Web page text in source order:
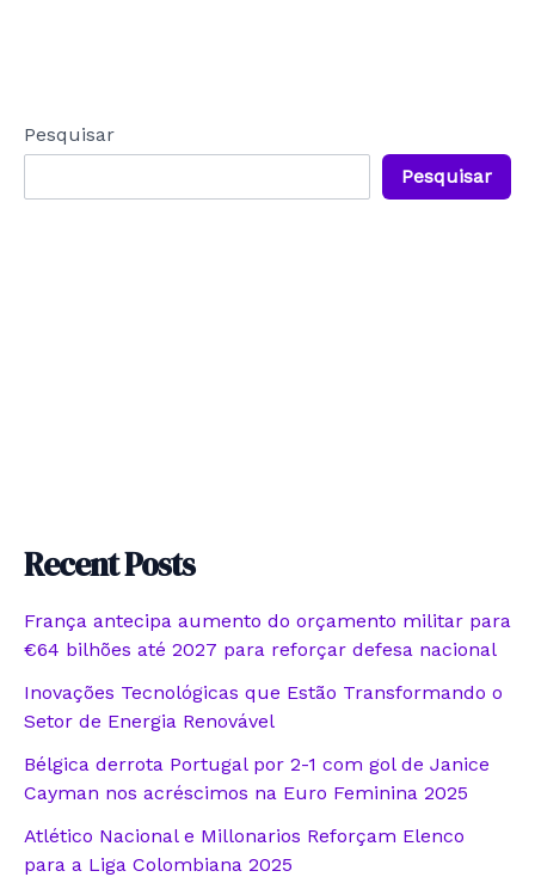
Pesquisar
Pesquisar
Recent Posts
França antecipa aumento do orçamento militar para
€64 bilhões até 2027 para reforçar defesa nacional
Inovações Tecnológicas que Estão Transformando o
Setor de Energia Renovável
Bélgica derrota Portugal por 2-1 com gol de Janice
Cayman nos acréscimos na Euro Feminina 2025
Atlético Nacional e Millonarios Reforçam Elenco
para a Liga Colombiana 2025